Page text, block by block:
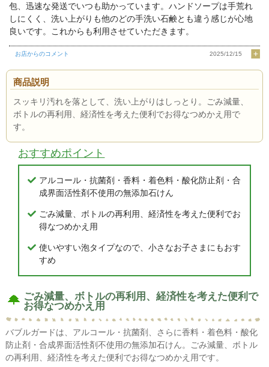
包、迅速な発送でいつも助かっています。ハンドソープは手荒れ
しにくく、洗い上がりも他のどの手洗い石鹸とも違う感じが心地
良いです。これからも利用させていただきます。
お店からのコメント 2025/12/15
商品説明
スッキリ汚れを落として、洗い上がりはしっとり。ごみ減量、
ボトルの再利用、経済性を考えた便利でお得なつめかえ用で
す。
おすすめポイント
アルコール・抗菌剤・香料・着色料・酸化防止剤・合
成界面活性剤不使用の無添加石けん
ごみ減量、ボトルの再利用、経済性を考えた便利でお
得なつめかえ用
使いやすい泡タイプなので、小さなお子さまにもおす
すめ
ごみ減量、ボトルの再利用、経済性を考えた便利で
お得なつめかえ用
バブルガードは、アルコール・抗菌剤、さらに香料・着色料・酸化
防止剤・合成界面活性剤不使用の無添加石けん。ごみ減量、ボトル
の再利用、経済性を考えた便利でお得なつめかえ用です。